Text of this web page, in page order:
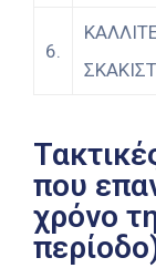
6.
που
χρόνο